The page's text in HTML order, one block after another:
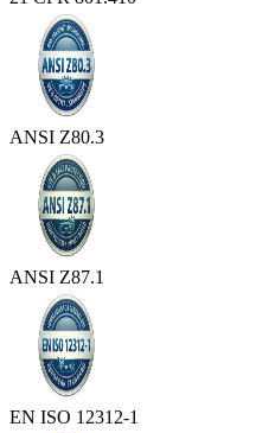
ANSI Z80.3
ANSI Z87.1
EN ISO 12312-1